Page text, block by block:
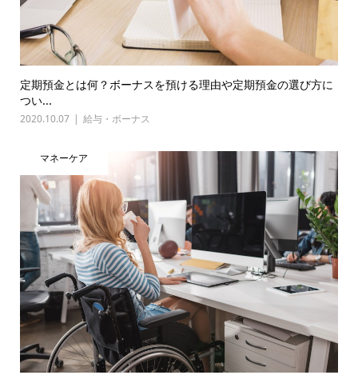
定期預金とは何？ボーナスを預ける理由や定期預金の選び方に
つい...
2020.10.07 給与・ボーナス
マネーケア